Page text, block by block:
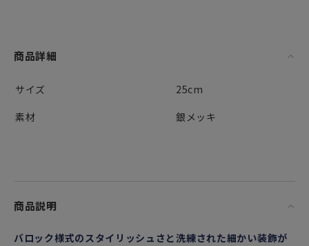
商品詳細
サイズ
25cm
素材
銀メッキ
商品説明
バロック様式のスタイリッシュさと洗練された細かい装飾が